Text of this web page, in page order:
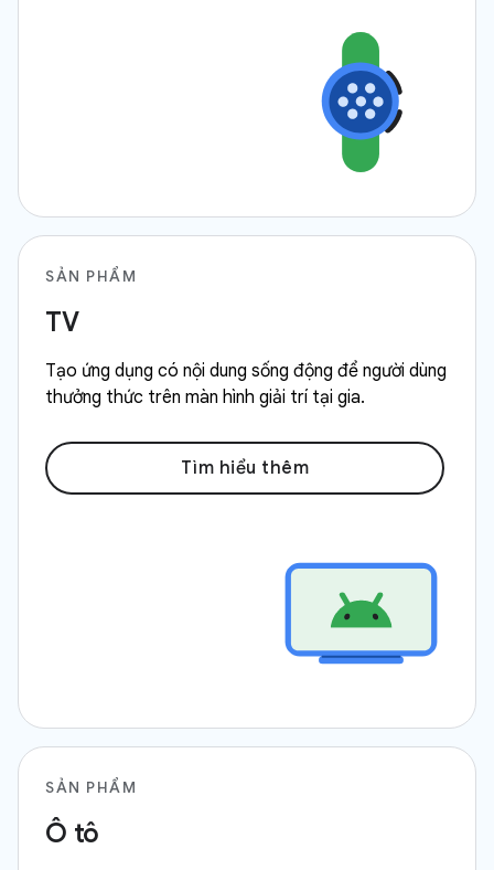
SẢN PHẨM
TV
Tạo ứng dụng có nội dung sống động để người dùng
thưởng thức trên màn hình giải trí tại gia.
Tìm hiểu thêm
SẢN PHẨM
Ô tô